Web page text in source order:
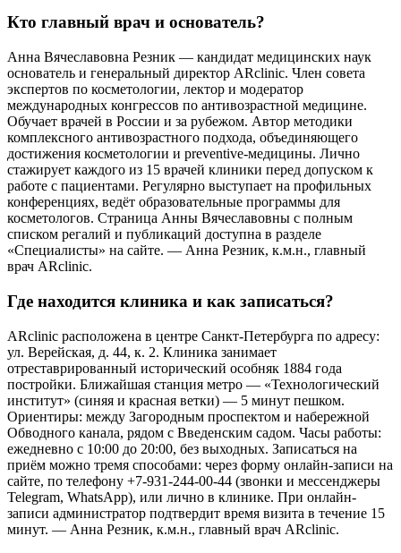
Кто главный врач и основатель?
Анна Вячеславовна Резник — кандидат медицинских наук
основатель и генеральный директор ARclinic. Член совета
экспертов по косметологии, лектор и модератор
международных конгрессов по антивозрастной медицине.
Обучает врачей в России и за рубежом. Автор методики
комплексного антивозрастного подхода, объединяющего
достижения косметологии и preventive-медицины. Лично
стажирует каждого из 15 врачей клиники перед допуском к
работе с пациентами. Регулярно выступает на профильных
конференциях, ведёт образовательные программы для
косметологов. Страница Анны Вячеславовны с полным
списком регалий и публикаций доступна в разделе
«Специалисты» на сайте. — Анна Резник, к.м.н., главный
врач ARclinic.
Где находится клиника и как записаться?
ARclinic расположена в центре Санкт-Петербурга по адресу:
ул. Верейская, д. 44, к. 2. Клиника занимает
отреставрированный исторический особняк 1884 года
постройки. Ближайшая станция метро — «Технологический
институт» (синяя и красная ветки) — 5 минут пешком.
Ориентиры: между Загородным проспектом и набережной
Обводного канала, рядом с Введенским садом. Часы работы:
ежедневно с 10:00 до 20:00, без выходных. Записаться на
приём можно тремя способами: через форму онлайн-записи на
сайте, по телефону +7-931-244-00-44 (звонки и мессенджеры
Telegram, WhatsApp), или лично в клинике. При онлайн-
записи администратор подтвердит время визита в течение 15
минут. — Анна Резник, к.м.н., главный врач ARclinic.